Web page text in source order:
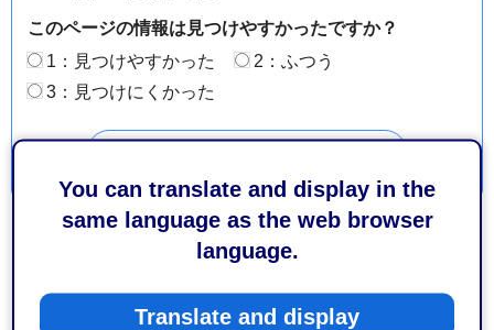
You can translate and display in the
same language as the web browser
language.
Translate and display
このページの情報は見つけやすかったですか？
1：見つけやすかった
2：ふつう
3：見つけにくかった